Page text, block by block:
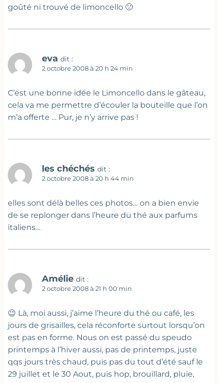
goûté ni trouvé de limoncello 🙁
eva dit :
2 octobre 2008 à 20 h 24 min
C’est une bonne idée le Limoncello dans le gâteau,
cela va me permettre d’écouler la bouteille que l’on
m’a offerte … Pur, je n’y arrive pas !
les chéchés dit :
2 octobre 2008 à 20 h 44 min
elles sont délà belles ces photos… on a bien envie
de se replonger dans l’heure du thé aux parfums
italiens…
Amélie dit :
2 octobre 2008 à 21 h 00 min
😉 Là, moi aussi, j’aime l’heure du thé ou café, les
jours de grisailles, cela réconforte surtout lorsqu’on
est pas en forme. Nous on est passé du speudo
printemps à l’hiver aussi, pas de printemps, juste
qqs jours très chaud, puis pas du tout d’été sauf le
29 juillet et le 30 Aout, puis hop, brouillard, pluie,